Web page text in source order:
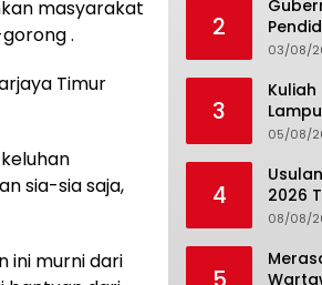
masyarakat
.
Timur
sia-sia saja,
ini murni dari
2
03/08/
3
Luar
05/08/
4
2026
08/08/